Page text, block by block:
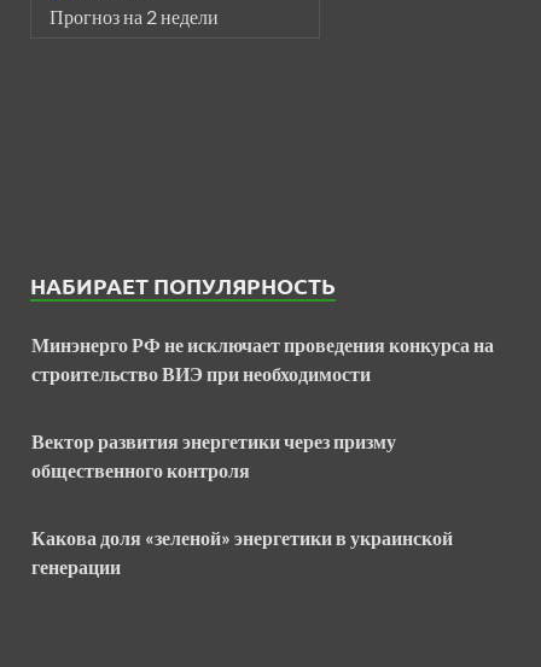
Прогноз на 2 недели
НАБИРАЕТ ПОПУЛЯРНОСТЬ
Минэнерго РФ не исключает проведения конкурса на
строительство ВИЭ при необходимости
Вектор развития энергетики через призму
общественного контроля
Какова доля «зеленой» энергетики в украинской
генерации